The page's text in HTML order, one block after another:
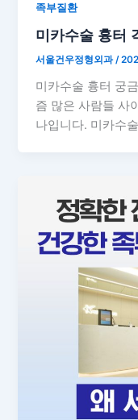
족부질환
미카수술 흉터
서울건우정형외과/
미카수술 흉터 궁
즘 많은 사람들 사
나입니다. 미카수